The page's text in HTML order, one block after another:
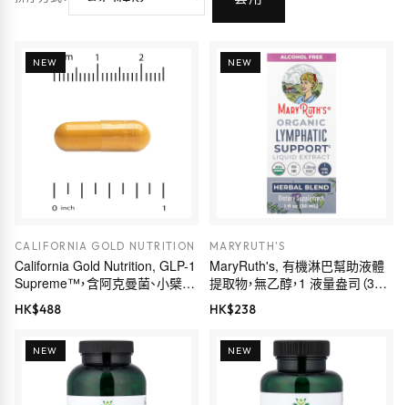
NEW
CALIFORNIA GOLD NUTRITION
California Gold Nutrition, GLP-1
Supreme™，含阿克曼菌、小檗
鹼、五羥黃酮及姜黃素，60 粒素食
膠囊
HK$488
NEW
MARYRUTH'S
MaryRuth's, 有機淋巴幫助液體
提取物，無乙醇，1 液量盎司（30
毫升）
HK$238
NEW NEW